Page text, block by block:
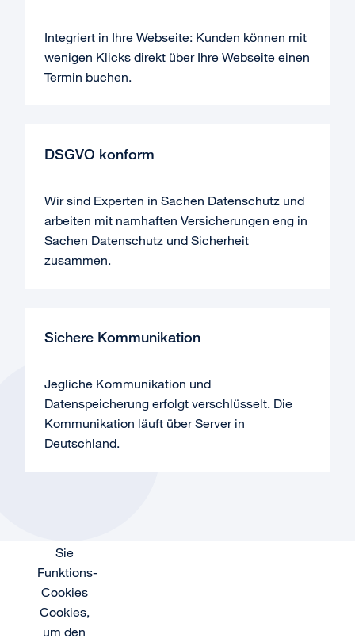
Integriert in Ihre Webseite: Kunden können mit
wenigen Klicks direkt über Ihre Webseite einen
Termin buchen.
DSGVO konform
Wir sind Experten in Sachen Datenschutz und
arbeiten mit namhaften Versicherungen eng in
Sachen Datenschutz und Sicherheit
zusammen.
Sichere Kommunikation
Jegliche Kommunikation und
Datenspeicherung erfolgt verschlüsselt. Die
Kommunikation läuft über Server in
Deutschland.
Sie
Funktions-
Cookies
Cookies,
um den
Akzeptieren
Sie
Funktions-
Cookies